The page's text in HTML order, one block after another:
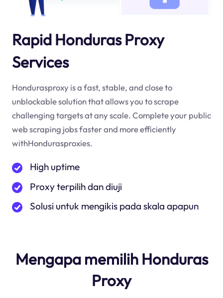
Rapid Honduras Proxy
Services
Hondurasproxy is a fast, stable, and close to
unblockable solution that allows you to scrape
challenging targets at any scale. Complete your public
web scraping jobs faster and more efficiently
withHondurasproxies.
High uptime
Proxy terpilih dan diuji
Solusi untuk mengikis pada skala apapun
Mengapa memilih Honduras
Proxy